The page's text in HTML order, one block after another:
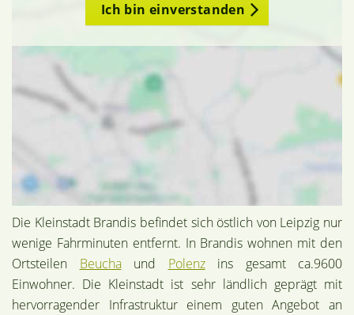
Ich bin einverstanden
Die Kleinstadt Brandis befindet sich östlich von Leipzig nur
wenige Fahrminuten entfernt. In Brandis wohnen mit den
Ortsteilen Beuchaund Polenzins gesamt ca.9600
Einwohner. Die Kleinstadt ist sehr ländlich geprägt mit
hervorragender Infrastruktur einem guten Angebot an